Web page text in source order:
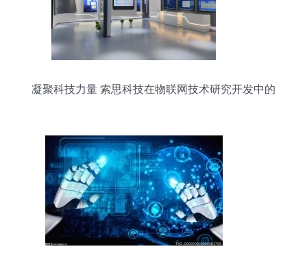
凝聚科技力量 索思科技在物联网技术研究开发中的